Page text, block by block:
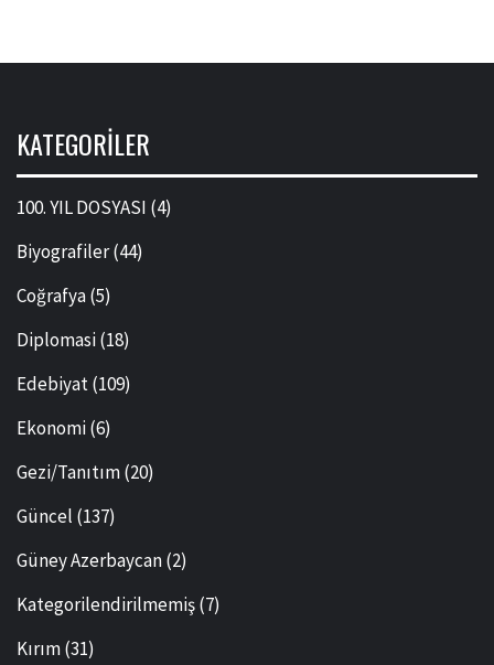
KATEGORILER
100. YIL DOSYASI (4)
Biyografiler(44)
Coğrafya(5)
Diplomasi(18)
Edebiyat(109)
Ekonomi(6)
Gezi/Tanıtım(20)
Güncel (137)
Güney Azerbaycan(2)
Kategorilendirilmemiş(7)
Kırım(31)